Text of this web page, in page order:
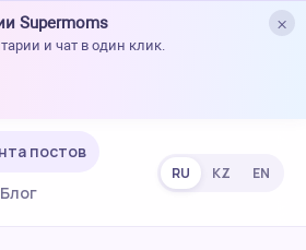
×
Supermoms
и чат в один клик.
постов
Блог
RU KZ EN